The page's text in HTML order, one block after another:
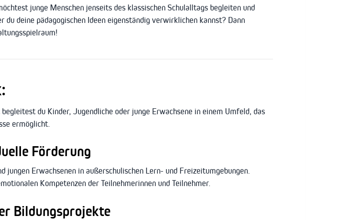
junge Menschen jenseits des klassischen Schulalltags begleiten und
deine pädagogischen Ideen eigenständig verwirklichen kannst? Dann
du Kinder, Jugendliche oder junge Erwachsene in einem Umfeld, das
ermöglicht.
Förderung
Erwachsenen in außerschulischen Lern- und Freizeitumgebungen.
Kompetenzen der Teilnehmerinnen und Teilnehmer.
Bildungsprojekte